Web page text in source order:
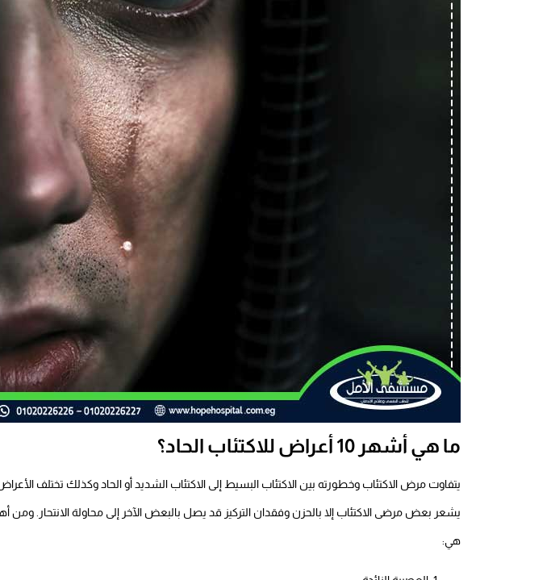
ما هي أشهر 10 أعراض للاكتئاب الحاد؟
يتفاوت مرض الاكتئاب وخطورته بين الاكتئاب البسيط إلى الاكتئاب الشديد أو الحاد وكذلك تختلف
يشعر بعض مرضى الاكتئاب إلا بالحزن وفقدان التركيز قد يصل بالبعض الآخر إلى محاولة الانتحار. ومن
هي: